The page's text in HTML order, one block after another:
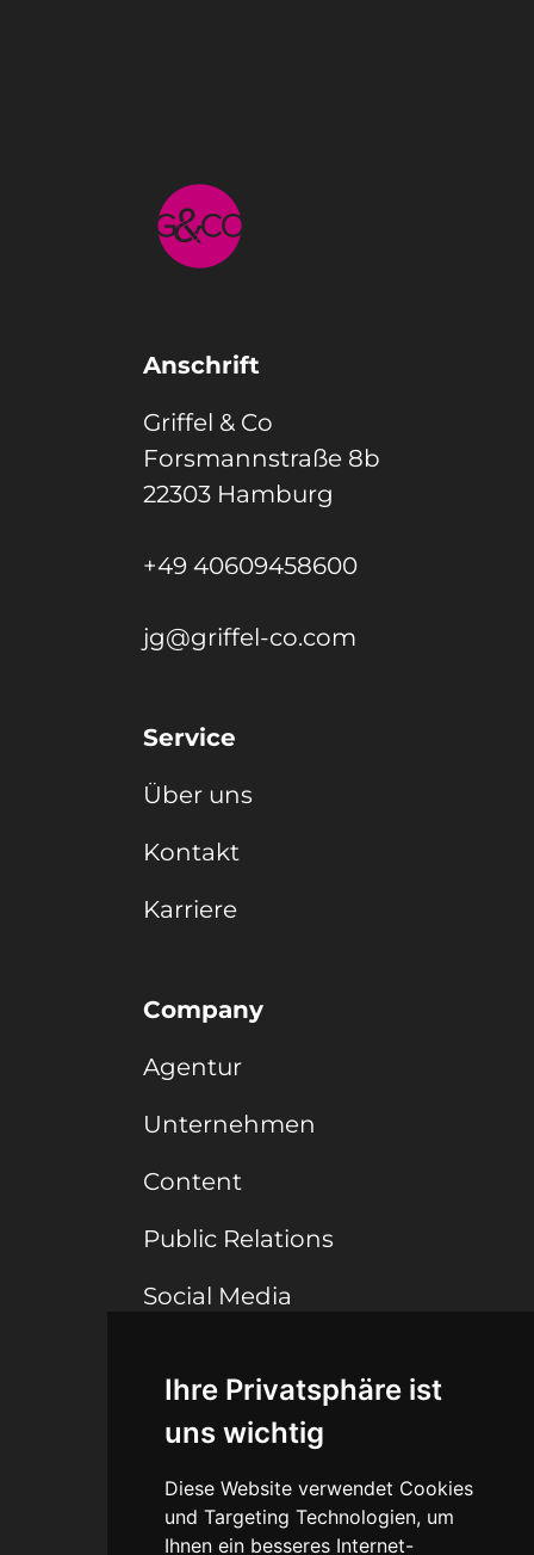
Ihre Privatsphäre ist
uns wichtig
Diese Website verwendet Cookies
und Targeting Technologien, um
Ihnen ein besseres Internet-
Anschrift
Griffel & Co
Forsmannstraße 8b
22303 Hamburg
+49 40609458600
jg@griffel-co.com
Service
Über uns
Kontakt
Karriere
Company
Agentur
Unternehmen
Content
Public Relations
Social Media
Connect
Portfolio